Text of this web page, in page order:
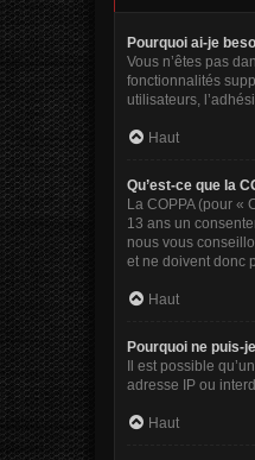
Pourquoi ai-je
Vous n’êtes pas
fonctionnalités
utilisateurs,
Haut
Qu’est-ce que la
La COPPA (pour «
13 ans un
nous vous
et ne doivent donc
Haut
Pourquoi ne puis-
Il est possible
adresse IP ou
Haut